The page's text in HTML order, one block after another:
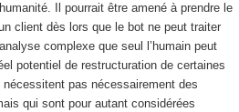
Il pourrait être amené à prendre le
client dès lors que le bot ne peut traiter
complexe que seul l’humain peut
potentiel de restructuration de certaines
pas nécessairement des
qui sont pour autant considérées